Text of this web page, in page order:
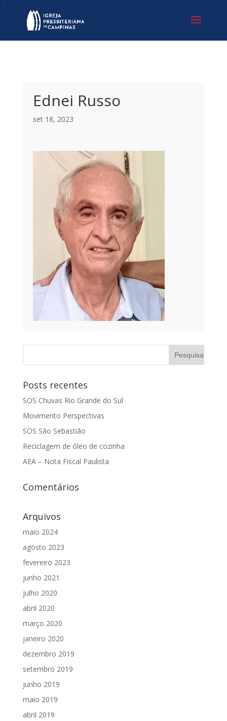
Ednei Russo
set 18, 2023
Posts recentes
SOS Chuvas Rio Grande do Sul
Movimento Perspectivas
SOS São Sebastião
Reciclagem de óleo de cozinha
AEA – Nota Fiscal Paulista
Comentários
Arquivos
maio 2024
agosto 2023
fevereiro 2023
junho 2021
julho 2020
abril 2020
março 2020
janeiro 2020
dezembro 2019
setembro 2019
junho 2019
maio 2019
abril 2019